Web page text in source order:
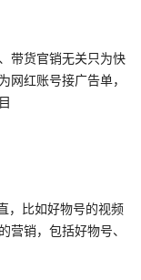
带货官销无关只为快
网红账号接广告单，
，比如好物号的视频
营销，包括好物号、